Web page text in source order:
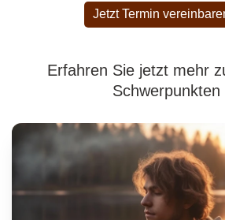
Jetzt Termin
Erfahren Sie jetzt mehr
Schwerpunkten